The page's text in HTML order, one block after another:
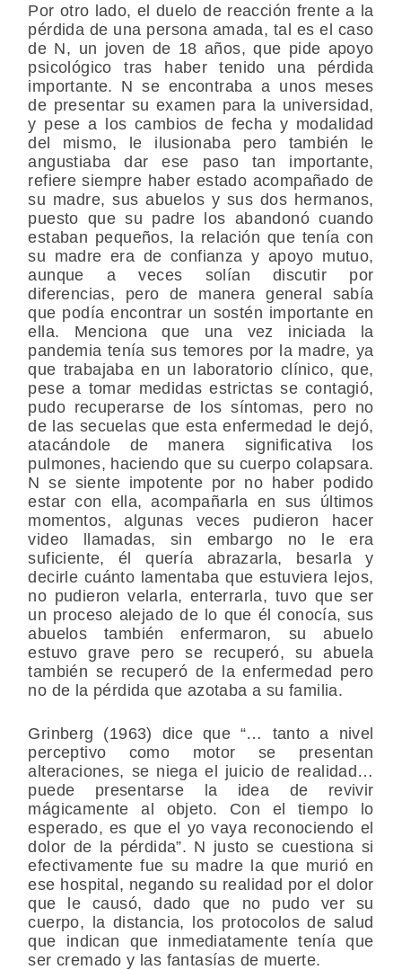
Por otro lado, el duelo de reacción frente a la
pérdida de una persona amada, tal es el caso
de N, un joven de 18 años, que pide apoyo
psicológico tras haber tenido una pérdida
importante. N se encontraba a unos meses
de presentar su examen para la universidad,
y pese a los cambios de fecha y modalidad
del mismo, le ilusionaba pero también le
angustiaba dar ese paso tan importante,
refiere siempre haber estado acompañado de
su madre, sus abuelos y sus dos hermanos,
puesto que su padre los abandonó cuando
estaban pequeños, la relación que tenía con
su madre era de confianza y apoyo mutuo,
aunque a veces solían discutir por
diferencias, pero de manera general sabía
que podía encontrar un sostén importante en
ella. Menciona que una vez iniciada la
pandemia tenía sus temores por la madre, ya
que trabajaba en un laboratorio clínico, que,
pese a tomar medidas estrictas se contagió,
pudo recuperarse de los síntomas, pero no
de las secuelas que esta enfermedad le dejó,
atacándole de manera significativa los
pulmones, haciendo que su cuerpo colapsara.
N se siente impotente por no haber podido
estar con ella, acompañarla en sus últimos
momentos, algunas veces pudieron hacer
video llamadas, sin embargo no le era
suficiente, él quería abrazarla, besarla y
decirle cuánto lamentaba que estuviera lejos,
no pudieron velarla, enterrarla, tuvo que ser
un proceso alejado de lo que él conocía, sus
abuelos también enfermaron, su abuelo
estuvo grave pero se recuperó, su abuela
también se recuperó de la enfermedad pero
no de la pérdida que azotaba a su familia.
Grinberg (1963) dice que “… tanto a nivel
perceptivo como motor se presentan
alteraciones, se niega el juicio de realidad…
puede presentarse la idea de revivir
mágicamente al objeto. Con el tiempo lo
esperado, es que el yo vaya reconociendo el
dolor de la pérdida”. N justo se cuestiona si
efectivamente fue su madre la que murió en
ese hospital, negando su realidad por el dolor
que le causó, dado que no pudo ver su
cuerpo, la distancia, los protocolos de salud
que indican que inmediatamente tenía que
ser cremado y las fantasías de muerte.